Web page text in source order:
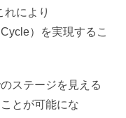
れにより
）を実現するこ
ステージを見える
とが可能にな